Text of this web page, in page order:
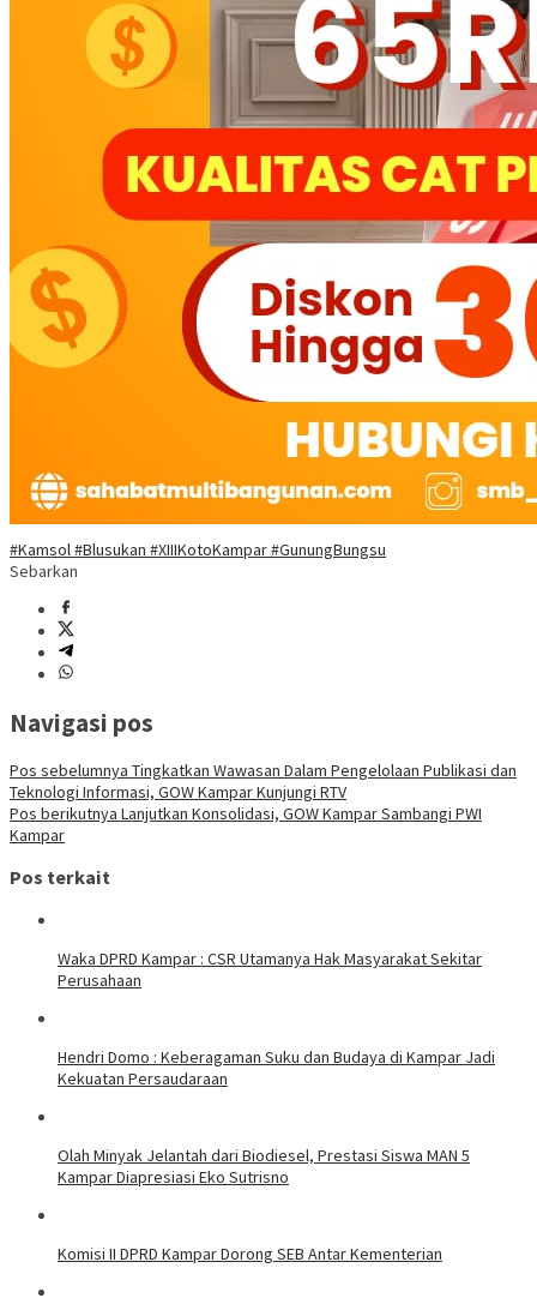
#Kamsol #Blusukan #XIIIKotoKampar #GunungBungsu
Sebarkan
Navigasi pos
Pos sebelumnya Tingkatkan Wawasan Dalam Pengelolaan Publikasi dan
Teknologi Informasi, GOW Kampar Kunjungi RTV
Pos berikutnya Lanjutkan Konsolidasi, GOW Kampar Sambangi PWI
Kampar
Pos terkait
Waka DPRD Kampar : CSR Utamanya Hak Masyarakat Sekitar
Perusahaan
Hendri Domo : Keberagaman Suku dan Budaya di Kampar Jadi
Kekuatan Persaudaraan
Olah Minyak Jelantah dari Biodiesel, Prestasi Siswa MAN 5
Kampar Diapresiasi Eko Sutrisno
Komisi II DPRD Kampar Dorong SEB Antar Kementerian